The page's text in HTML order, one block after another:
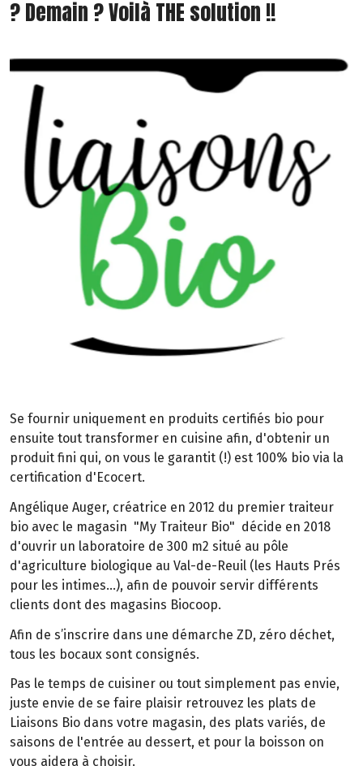
? Demain ? Voilà THE solution !!
Se fournir uniquement en produits certifiés bio pour
ensuite tout transformer en cuisine afin, d'obtenir un
produit fini qui, on vous le garantit (!) est 100% bio via la
certification d'Ecocert.
Angélique Auger, créatrice en 2012 du premier traiteur
bio avec le magasin "My Traiteur Bio" décide en 2018
d'ouvrir un laboratoire de 300 m2 situé au pôle
d'agriculture biologique au Val-de-Reuil (les Hauts Prés
pour les intimes...), afin de pouvoir servir différents
clients dont des magasins Biocoop.
Afin de s’inscrire dans une démarche ZD, zéro déchet,
tous les bocaux sont consignés.
Pas le temps de cuisiner ou tout simplement pas envie,
juste envie de se faire plaisir retrouvez les plats de
Liaisons Bio dans votre magasin, des plats variés, de
saisons de l'entrée au dessert, et pour la boisson on
vous aidera à choisir.